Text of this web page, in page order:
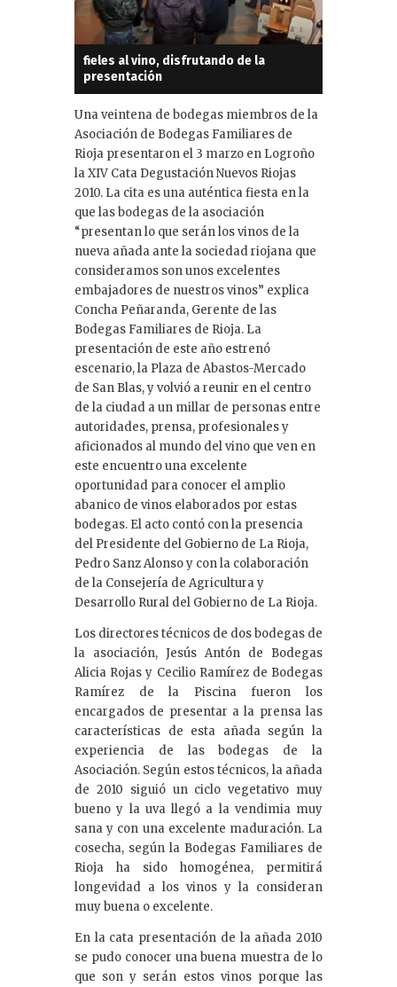
fieles al vino, disfrutando de la
presentación
Una veintena de bodegas miembros de la
Asociación de Bodegas Familiares de
Rioja presentaron el 3 marzo en Logroño
la XIV Cata Degustación Nuevos Riojas
2010. La cita es una auténtica fiesta en la
que las bodegas de la asociación
“presentan lo que serán los vinos de la
nueva añada ante la sociedad riojana que
consideramos son unos excelentes
embajadores de nuestros vinos” explica
Concha Peñaranda, Gerente de las
Bodegas Familiares de Rioja. La
presentación de este año estrenó
escenario, la Plaza de Abastos-Mercado
de San Blas, y volvió a reunir en el centro
de la ciudad a un millar de personas entre
autoridades, prensa, profesionales y
aficionados al mundo del vino que ven en
este encuentro una excelente
oportunidad para conocer el amplio
abanico de vinos elaborados por estas
bodegas. El acto contó con la presencia
del Presidente del Gobierno de La Rioja,
Pedro Sanz Alonso y con la colaboración
de la Consejería de Agricultura y
Desarrollo Rural del Gobierno de La Rioja.
Los directores técnicos de dos bodegas de
la asociación, Jesús Antón de Bodegas
Alicia Rojas y Cecilio Ramírez de Bodegas
Ramírez de la Piscina fueron los
encargados de presentar a la prensa las
características de esta añada según la
experiencia de las bodegas de la
Asociación. Según estos técnicos, la añada
de 2010 siguió un ciclo vegetativo muy
bueno y la uva llegó a la vendimia muy
sana y con una excelente maduración. La
cosecha, según la Bodegas Familiares de
Rioja ha sido homogénea, permitirá
longevidad a los vinos y la consideran
muy buena o excelente.
En la cata presentación de la añada 2010
se pudo conocer una buena muestra de lo
que son y serán estos vinos porque las